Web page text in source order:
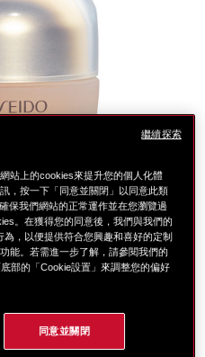
站上的cookies來提升您的個人化體
，按一下「同意並關閉」以同意此類
保我們網站的正常運作並在您瀏覽過
。在獲得您的同意後，我們與我們的
，以便提供符合您興趣和喜好的定制
能。若需進一步了解，請參閱我們的
部的「Cookie設置」來調整您的偏好
同意並關閉
繼續探索